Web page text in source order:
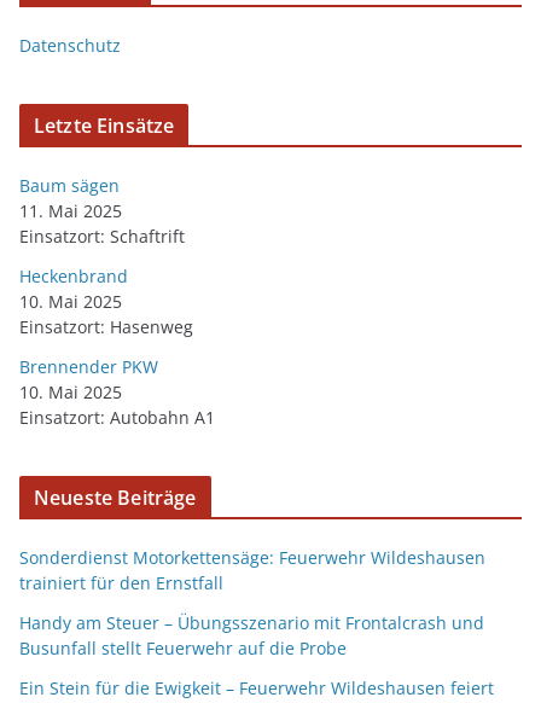
Datenschutz
Letzte Einsätze
Baum sägen
11. Mai 2025
Einsatzort: Schaftrift
Heckenbrand
10. Mai 2025
Einsatzort: Hasenweg
Brennender PKW
10. Mai 2025
Einsatzort: Autobahn A1
Neueste Beiträge
Sonderdienst Motorkettensäge: Feuerwehr Wildeshausen
trainiert für den Ernstfall
Handy am Steuer – Übungsszenario mit Frontalcrash und
Busunfall stellt Feuerwehr auf die Probe
Ein Stein für die Ewigkeit – Feuerwehr Wildeshausen feiert